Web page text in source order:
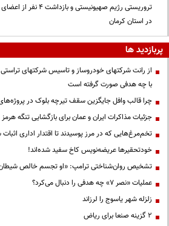
تروریستی رژیم
در استان کرمان
پربازدید ها
از رانت‌ شرکتهای خودروساز و تاسیس شرکتهای تراستی
با چه هدفی صورت گرفته است
چرا قالب وافل جایگزین سقف تیرچه بلوک در
جزئیات مذاکرات ایران و عمان برای بازگشایی تنگه هرمز
تخم‌مرغ‌هایی که در مرز پوسیدند تا اقتدار اداری
خودتحقیرها عریضه‌نویس کاخ سفید شده‌اند!
تشخیص روان‌شناختی ترامپ: «او تجسم خالص
عملیات «نصر ۷» چه هدفی را دنبال می‌کرد؟
زلزله شهر یاسوج را لرزاند
۲ گزینه صنعا برای ریاض